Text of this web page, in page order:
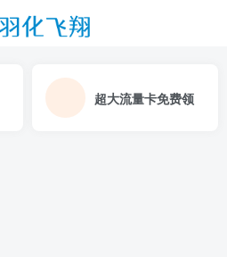
超大流量卡免费领